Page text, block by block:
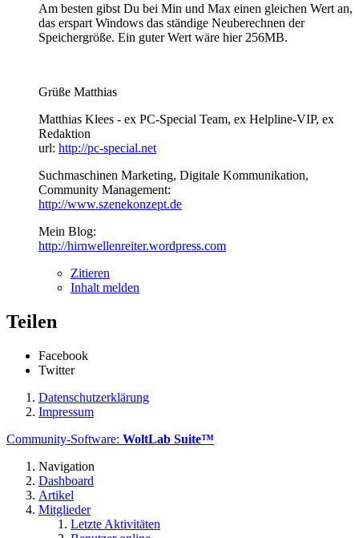
Am besten gibst Du bei Min und Max einen gleichen Wert an,
das erspart Windows das ständige Neuberechnen der
Speichergröße. Ein guter Wert wäre hier 256MB.
Grüße Matthias
Matthias Klees - ex PC-Special Team, ex Helpline-VIP, ex
Redaktion
url: http://pc-special.net
Suchmaschinen Marketing, Digitale Kommunikation,
Community Management:
http://www.szenekonzept.de
Mein Blog:
http://hirnwellenreiter.wordpress.com
Zitieren
Inhalt melden
Teilen
Facebook
Twitter
Datenschutzerklärung
Impressum
Community-Software: WoltLab Suite™
Navigation
Dashboard
Artikel
Mitglieder
Letzte Aktivitäten